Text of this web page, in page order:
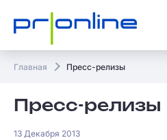
Главная Пресс-релизы
Пресс-релизы
13 Декабря 2013